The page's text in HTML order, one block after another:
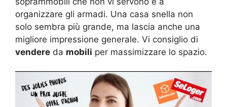
organizzare gli armadi. Una casa snella non
solo sembra più grande, ma lascia anche una
migliore impressione generale. Vi consiglio di
vendere da mobili per massimizzare lo spazio.